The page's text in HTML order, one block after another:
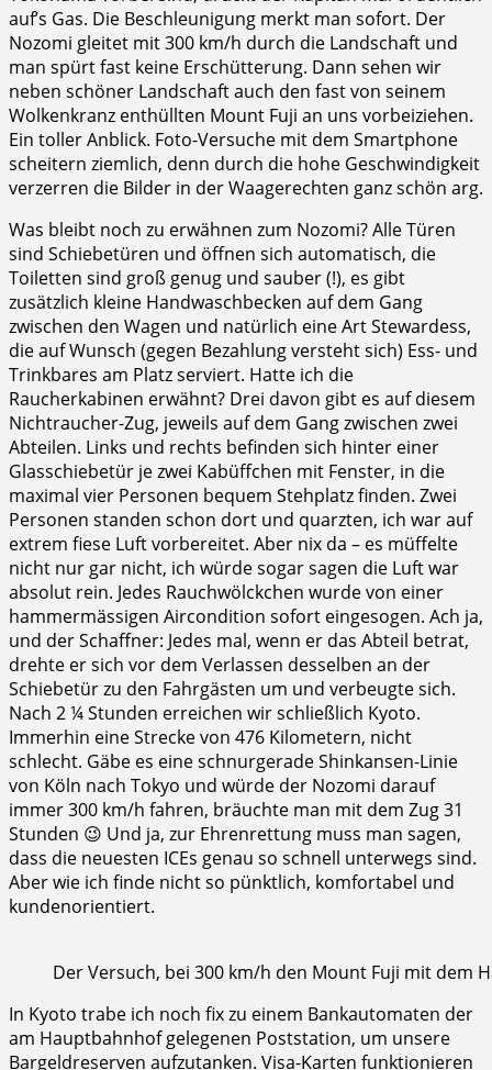
auf’s Gas. Die Beschleunigung merkt man sofort. Der
Nozomi gleitet mit 300 km/h durch die Landschaft und
man spürt fast keine Erschütterung. Dann sehen wir
neben schöner Landschaft auch den fast von seinem
Wolkenkranz enthüllten Mount Fuji an uns vorbeiziehen.
Ein toller Anblick. Foto-Versuche mit dem Smartphone
scheitern ziemlich, denn durch die hohe Geschwindigkeit
verzerren die Bilder in der Waagerechten ganz schön arg.
Was bleibt noch zu erwähnen zum Nozomi? Alle Türen
sind Schiebetüren und öffnen sich automatisch, die
Toiletten sind groß genug und sauber (!), es gibt
zusätzlich kleine Handwaschbecken auf dem Gang
zwischen den Wagen und natürlich eine Art Stewardess,
die auf Wunsch (gegen Bezahlung versteht sich) Ess- und
Trinkbares am Platz serviert. Hatte ich die
Raucherkabinen erwähnt? Drei davon gibt es auf diesem
Nichtraucher-Zug, jeweils auf dem Gang zwischen zwei
Abteilen. Links und rechts befinden sich hinter einer
Glasschiebetür je zwei Kabüffchen mit Fenster, in die
maximal vier Personen bequem Stehplatz finden. Zwei
Personen standen schon dort und quarzten, ich war auf
extrem fiese Luft vorbereitet. Aber nix da – es müffelte
nicht nur gar nicht, ich würde sogar sagen die Luft war
absolut rein. Jedes Rauchwölckchen wurde von einer
hammermässigen Aircondition sofort eingesogen. Ach ja,
und der Schaffner: Jedes mal, wenn er das Abteil betrat,
drehte er sich vor dem Verlassen desselben an der
Schiebetür zu den Fahrgästen um und verbeugte sich.
Nach 2 ¼ Stunden erreichen wir schließlich Kyoto.
Immerhin eine Strecke von 476 Kilometern, nicht
schlecht. Gäbe es eine schnurgerade Shinkansen-Linie
von Köln nach Tokyo und würde der Nozomi darauf
immer 300 km/h fahren, bräuchte man mit dem Zug 31
Stunden 😉 Und ja, zur Ehrenrettung muss man sagen,
dass die neuesten ICEs genau so schnell unterwegs sind.
Aber wie ich finde nicht so pünktlich, komfortabel und
kundenorientiert.
Der Versuch, bei 300 km/h den Mount Fuji mit dem
In Kyoto trabe ich noch fix zu einem Bankautomaten der
am Hauptbahnhof gelegenen Poststation, um unsere
Bargeldreserven aufzutanken. Visa-Karten funktionieren